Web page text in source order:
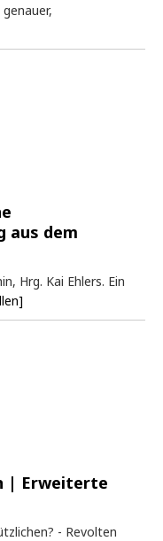
aus dem
Hrg. Kai Ehlers. Ein
| Erweiterte
- Revolten